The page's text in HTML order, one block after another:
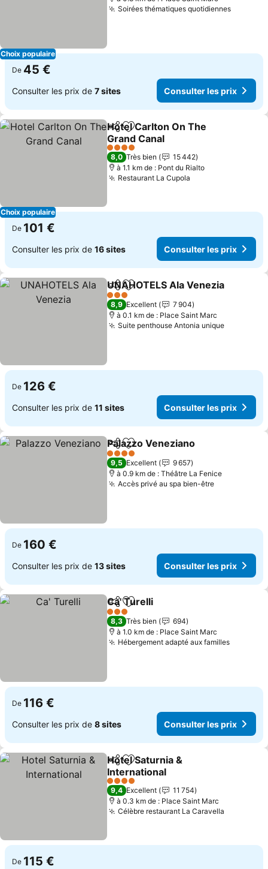
Choix populaire
Soirées thématiques quotidiennes
De 45 €
Consulter les prix de 7 sites Consulter les prix
Choix populaire
PartagerAjouter à mes favoris
Hotel Carlton On The
Grand Canal
Consulter les prix
4 Étoiles
8,0 Très bien
15 442
à 1.1 km de : Pont du Rialto
Restaurant La Cupola
De 101 €
Consulter les prix de 16 sites Consulter les prix
PartagerAjouter à mes favoris
UNAHOTELS Ala Venezia
3 Étoiles
8,9 Excellent
7 904
à 0.1 km de : Place Saint Marc
Suite penthouse Antonia unique
De 126 €
Consulter les prix de 11 sites Consulter les prix
PartagerAjouter à mes favoris
Palazzo Veneziano
4 Étoiles
9,5 Excellent
9 657
à 0.9 km de : Théâtre La Fenice
Accès privé au spa bien-êtreConsulter
De 160 €
Consulter les prix de 13 sites Consulter les prix
PartagerAjouter à mes favoris
Ca' Turelli
3 Étoiles
8,3 Très bien
694
à 1.0 km de : Place Saint Marc
Hébergement adapté aux familles
De 116 €
Consulter les prix de 8 sites Consulter les prix
PartagerAjouter à mes favoris
Hotel Saturnia &
International
Consulter les prix
4 Étoiles
9,4 Excellent
11 754
à 0.3 km de : Place Saint Marc
Célèbre restaurant La Caravella
De 115 €